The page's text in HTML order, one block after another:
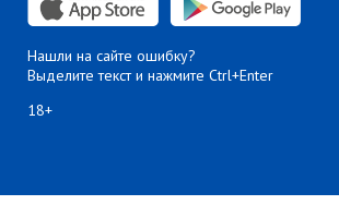
Нашли на сайте ошибку?
Выделите текст и нажмите Ctrl+Enter
18+